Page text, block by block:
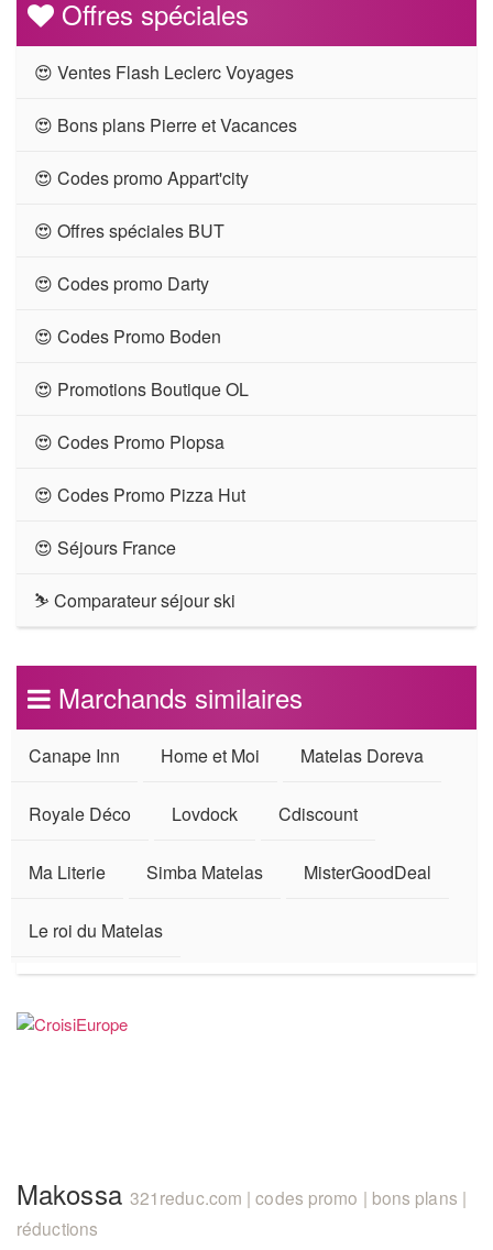
Offres spéciales
😍 Ventes Flash Leclerc Voyages
😍 Bons plans Pierre et Vacances
😍 Codes promo Appart'city
😍 Offres spéciales BUT
😍 Codes promo Darty
😍 Codes Promo Boden
😍 Promotions Boutique OL
😍 Codes Promo Plopsa
😍 Codes Promo Pizza Hut
😍 Séjours France
⛷ Comparateur séjour ski
Marchands similaires
Canape Inn Home et Moi Matelas Doreva
Royale Déco Lovdock Cdiscount
Ma Literie Simba Matelas MisterGoodDeal
Le roi du Matelas
Makossa 321reduc.com | codes promo | bons plans |
réductions